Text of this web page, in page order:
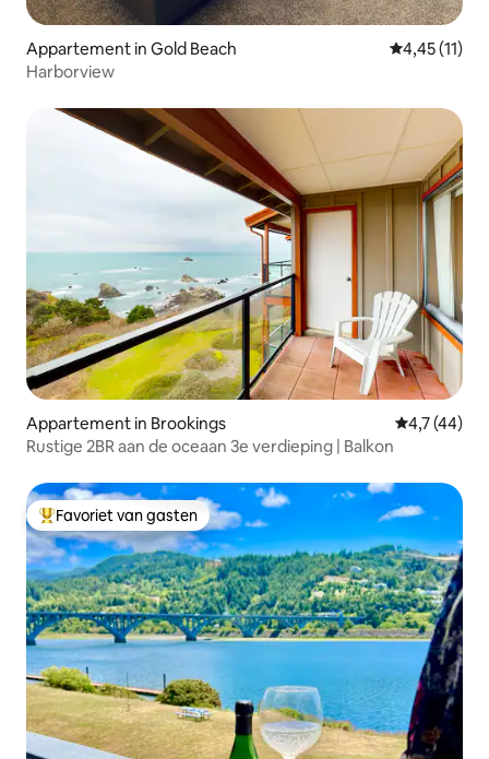
Appartement in Gold Beach Gemiddelde
4,45 (11)
Harborview
Appartement in Brookings
4,7 (44)
Rustige 2BR aan de oceaan 3e verdieping | Balkon
Topfavoriet van gasten
Favoriet van gasten